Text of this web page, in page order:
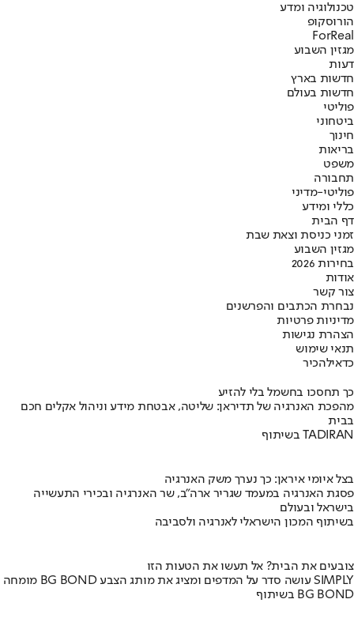
טכנולוגיה ומדע
הורוסקופ
ForReal
מגזין השבוע
דעות
חדשות בארץ
חדשות בעולם
פוליטי
ביטחוני
חינוך
בריאות
משפט
תחבורה
פוליטי-מדיני
כללי ומידע
דף הבית
זמני כניסת וצאת שבת
מגזין השבוע
בחירות 2026
אודות
צור קשר
נבחרת הכתבים והפרשנים
מדיניות פרטיות
הצהרת נגישות
תנאי שימוש
כדאילהכיר
כך תחסכו בחשמל בלי להזיע
מהפכת האנרגיה של תדיראן: שליטה, אבטחת מידע וניהול אקלים חכם
בבית
בשיתוף TADIRAN
בצל איומי איראן: כך נערך משק האנרגיה
פסגת האנרגיה במעמד שגריר ארה"ב, שר האנרגיה ובכירי התעשייה
בישראל ובעולם
בשיתוף המכון הישראלי לאנרגיה ולסביבה
צובעים את הבית? אל תעשו את הטעות הזו
מומחה BG BOND עושה סדר על המדפים ומציג את מותג הצבע SIMPLY
בשיתוף BG BOND